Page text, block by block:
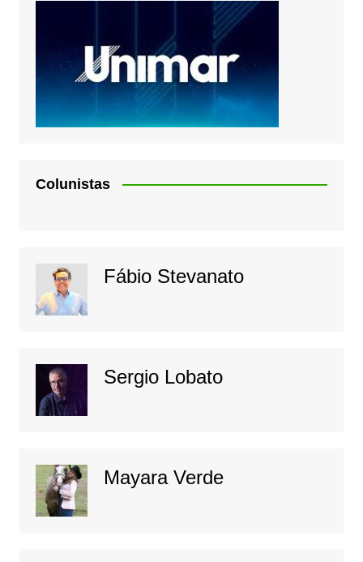
Colunistas
Fábio Stevanato
Sergio Lobato
Mayara Verde